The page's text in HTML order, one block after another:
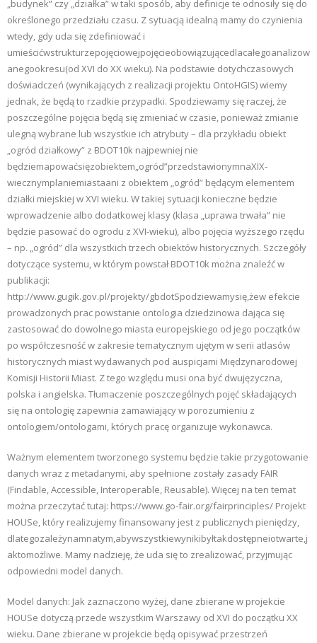
„budynek” czy „działka” w taki sposób, aby definicje te odnosiły się do
określonego przedziału czasu. Z sytuacją idealną mamy do czynienia
wtedy, gdy uda się zdefiniować i
umieścićwstrukturzepojęciowejpojęcieobowiązującedlacałegoanalizow
anegookresu(od XVI do XX wieku). Na podstawie dotychczasowych
doświadczeń (wynikających z realizacji projektu OntoHGIS) wiemy
jednak, że będą to rzadkie przypadki. Spodziewamy się raczej, że
poszczególne pojęcia będą się zmieniać w czasie, ponieważ zmianie
ulegną wybrane lub wszystkie ich atrybuty – dla przykładu obiekt
„ogród działkowy” z BDOT10k najpewniej nie
będziemapowaćsięzobiektem„ogród”przedstawionymnaXIX-
wiecznymplaniemiastaani z obiektem „ogród” będącym elementem
działki miejskiej w XVI wieku. W takiej sytuacji konieczne będzie
wprowadzenie albo dodatkowej klasy (klasa „uprawa trwała” nie
będzie pasować do ogrodu z XVI-wieku), albo pojęcia wyższego rzędu
– np. „ogród” dla wszystkich trzech obiektów historycznych. Szczegóły
dotyczące systemu, w którym powstał BDOT10k można znaleźć w
publikacji:
http://www.gugik.gov.pl/projekty/gbdotSpodziewamysię,żew efekcie
prowadzonych prac powstanie ontologia dziedzinowa dająca się
zastosować do dowolnego miasta europejskiego od jego początków
po współczesność w zakresie tematycznym ujętym w serii atlasów
historycznych miast wydawanych pod auspicjami Międzynarodowej
Komisji Historii Miast. Z tego względu musi ona być dwujęzyczna,
polska i angielska. Tłumaczenie poszczególnych pojęć składających
się na ontologię zapewnia zamawiający w porozumieniu z
ontologiem/ontologami, których pracę organizuje wykonawca.
Ważnym elementem tworzonego systemu będzie takie przygotowanie
danych wraz z metadanymi, aby spełnione zostały zasady FAIR
(Findable, Accessible, Interoperable, Reusable). Więcej na ten temat
można przeczytać tutaj: https://www.go-fair.org/fairprinciples/ Projekt
HOUSe, który realizujemy finansowany jest z publicznych pieniędzy,
dlategozależynamnatym,abywszystkiewynikibyłtakdostępneiotwarte,j
aktomożliwe. Mamy nadzieję, że uda się to zrealizować, przyjmując
odpowiedni model danych.
Model danych: Jak zaznaczono wyżej, dane zbierane w projekcie
HOUSe dotyczą przede wszystkim Warszawy od XVI do początku XX
wieku. Dane zbierane w projekcie będą opisywać przestrzeń